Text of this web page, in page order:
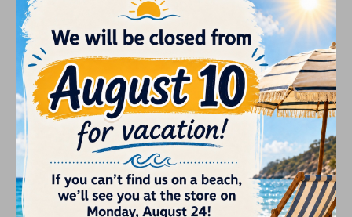
REIFEN
GIFTS
SUCHE